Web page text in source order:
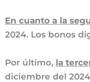
En cuanto a la
2024. Los bonos
Por último, la
diciembre del